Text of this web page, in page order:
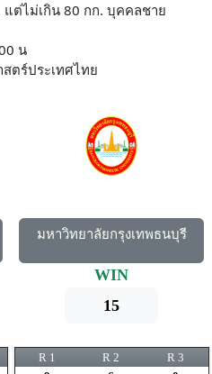
แต่ไม่เกิน 80 กก. บุคคลชาย
น
ตร์ประเทศไทย
มหาวิทยาลัยกรุงเทพธนบุรี
WIN
15
R 1 R 2
R 3